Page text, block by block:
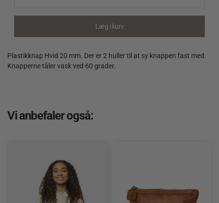
Læg i kurv
Plastikknap Hvid 20 mm. Der er 2 huller til at sy knappen fast med.
Knapperne tåler vask ved 60 grader.
Vi anbefaler også: